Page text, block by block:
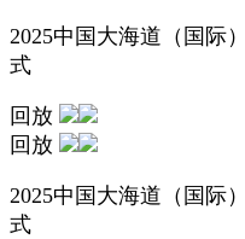
2025中国大海道（国际
式
回放
回放
2025中国大海道（国际
式